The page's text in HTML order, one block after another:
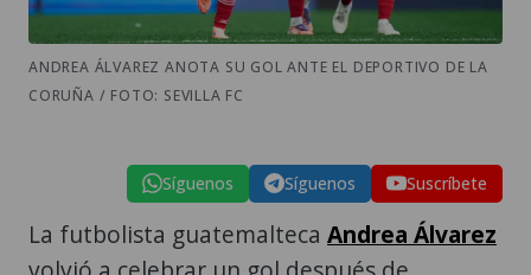
ANDREA ÁLVAREZ ANOTA SU GOL ANTE EL DEPORTIVO DE LA
CORUÑA / FOTO: SEVILLA FC
Síguenos Síguenos Suscríbete
La futbolista guatemalteca Andrea Álvarez